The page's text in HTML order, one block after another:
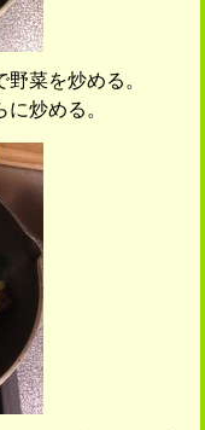
菜を炒める。
炒める。